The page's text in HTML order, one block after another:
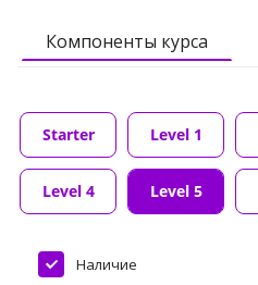
Компоненты курса
Starter Level 1
Level 4 Level 5
Наличие